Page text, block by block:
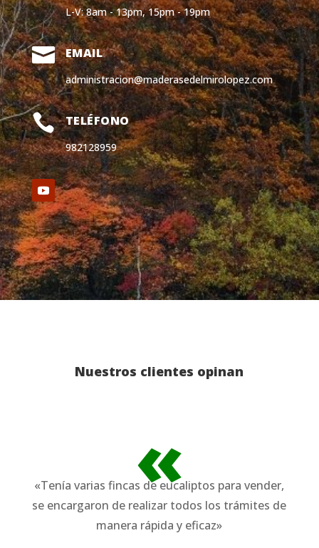
L-V: 8am - 13pm, 15pm - 19pm
 EMAIL
administracion@maderasedelmirolopez.com
 TELÉFONO
982128959
Nuestros clientes opinan
«
«Tenía varias fincas de eucaliptos para vender,
se encargaron de realizar todos los trámites de
manera rápida y eficaz»